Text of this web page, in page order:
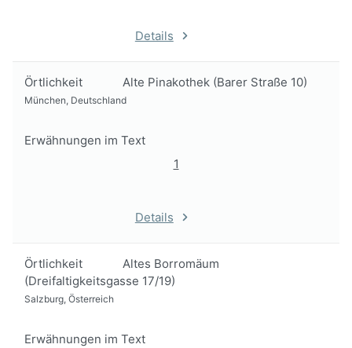
Details
Örtlichkeit Alte Pinakothek (Barer Straße 10)
München, Deutschland
Erwähnungen im Text
1
Details
Örtlichkeit
Altes Borromäum
(Dreifaltigkeitsgasse 17/19)
Salzburg, Österreich
Erwähnungen im Text